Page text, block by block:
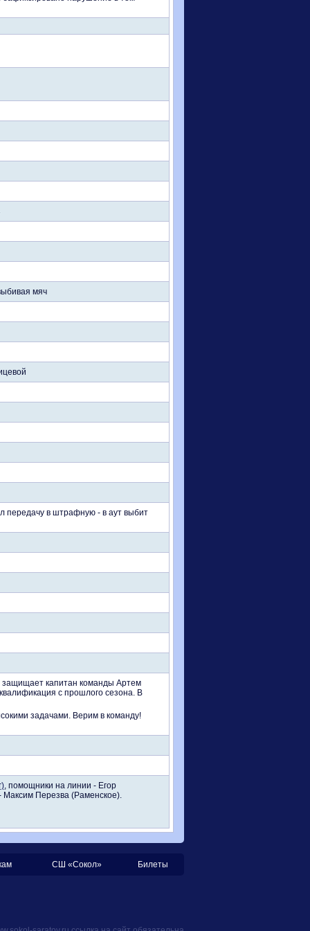
мяч
передачу в штрафную - в аут выбит
защищает капитан команды Артем
с прошлого сезона. В
задачами. Верим в команду!
, помощники на линии - Егор
Максим Перезва (Раменское).
СШ «Сокол» Билеты